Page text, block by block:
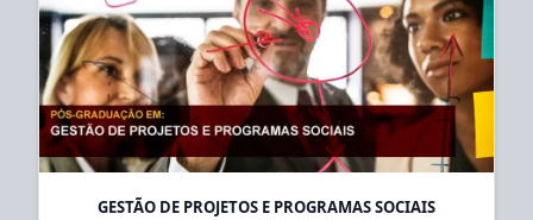
GESTÃO DE PROJETOS E PROGRAMAS SOCIAIS